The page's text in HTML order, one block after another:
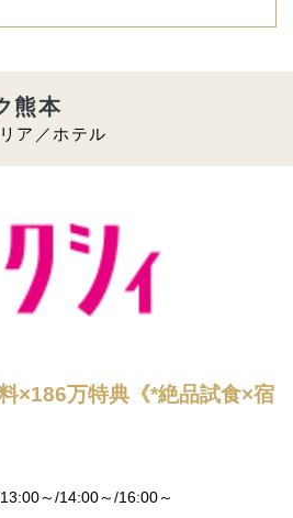
ア／ホテル
熊本
×186万特典《*絶品試食×宿
～/14:00～/16:00～